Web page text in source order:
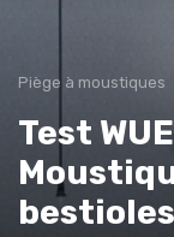
Piège à moustiques
Test